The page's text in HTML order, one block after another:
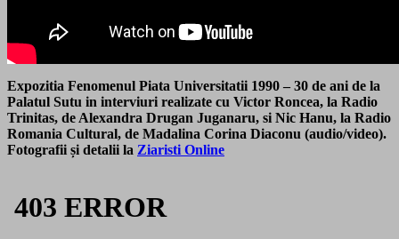
Expozitia Fenomenul Piata Universitatii 1990 – 30 de ani de la
Palatul Sutu in interviuri realizate cu Victor Roncea, la Radio
Trinitas, de Alexandra Drugan Juganaru, si Nic Hanu, la Radio
Romania Cultural, de Madalina Corina Diaconu (audio/video).
Fotografii și detalii la Ziaristi Online